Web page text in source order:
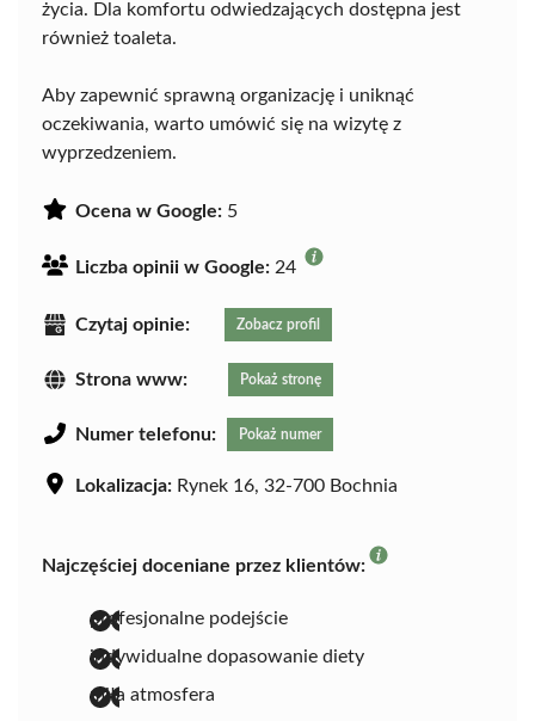
życia. Dla komfortu odwiedzających dostępna jest
również toaleta.
Aby zapewnić sprawną organizację i uniknąć
oczekiwania, warto umówić się na wizytę z
wyprzedzeniem.
Ocena w Google: 5
Liczba opinii w Google: 24
Czytaj opinie: Zobacz profil
Strona www: Pokaż stronę
Numer telefonu: Pokaż numer
Lokalizacja: Rynek 16, 32-700 Bochnia
Najczęściej doceniane przez klientów:
profesjonalne podejście
indywidualne dopasowanie diety
miła atmosfera